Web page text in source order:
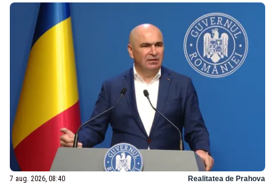
7 aug. 2026, 08:40 Realitatea de Prahova